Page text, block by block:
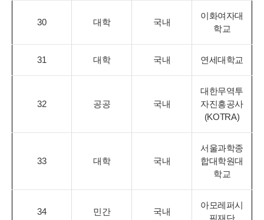
30 대학 국내
이화여자대
학교
31 대학 국내 연세대학교
32 공공 국내
대한무역투
자진흥공사
(KOTRA)
33 대학 국내
서울과학종
합대학원대
학교
34 민간 국내
아모레퍼시
픽재단